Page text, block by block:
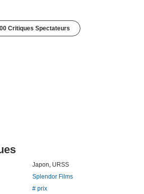
Critiques Spectateurs
Japon, URSS
Splendor Films
# prix